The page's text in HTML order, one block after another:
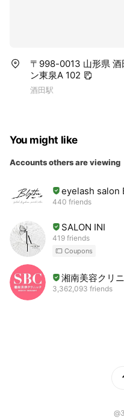
〒998-0013 山形県
ン東泉A 102
酒田駅
You might like
Accounts others are viewing
eyelash salon
440 friends
SALON INI
419 friends
Coupons
湘南美容クリ
3,362,093 friends